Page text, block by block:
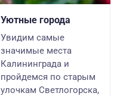
Уютные города
Увидим самые
значимые места
Калининграда и
пройдемся по старым
улочкам Светлогорска,